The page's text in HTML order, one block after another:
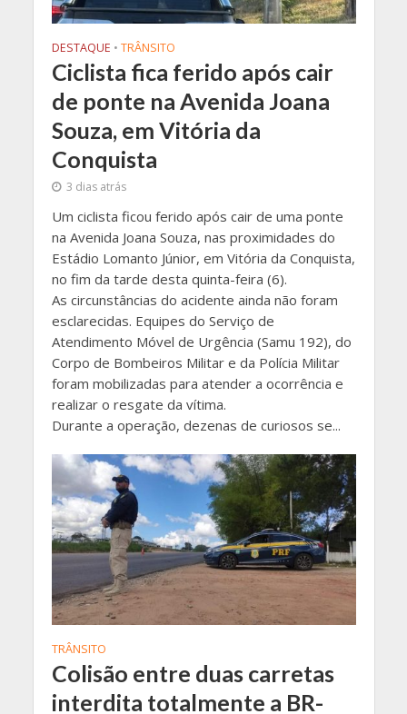
DESTAQUE • TRÂNSITO
Ciclista fica ferido após cair
de ponte na Avenida Joana
Souza, em Vitória da
Conquista
3 dias atrás
Um ciclista ficou ferido após cair de uma ponte
na Avenida Joana Souza, nas proximidades do
Estádio Lomanto Júnior, em Vitória da Conquista,
no fim da tarde desta quinta-feira (6).
As circunstâncias do acidente ainda não foram
esclarecidas. Equipes do Serviço de
Atendimento Móvel de Urgência (Samu 192), do
Corpo de Bombeiros Militar e da Polícia Militar
foram mobilizadas para atender a ocorrência e
realizar o resgate da vítima.
Durante a operação, dezenas de curiosos se...
TRÂNSITO
Colisão entre duas carretas
interdita totalmente a BR-